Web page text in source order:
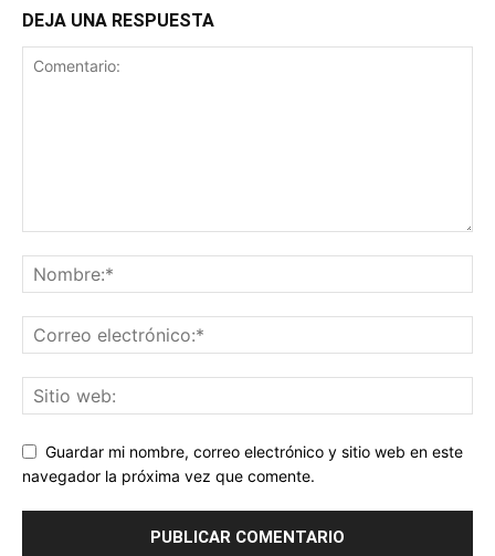
DEJA UNA RESPUESTA
Guardar mi nombre, correo electrónico y sitio web en este
navegador la próxima vez que comente.